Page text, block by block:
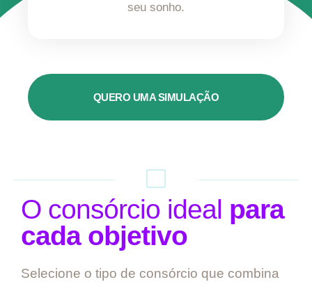
seu sonho.
QUERO UMA SIMULAÇÃO
O consórcio ideal para
cada objetivo
Selecione o tipo de consórcio que combina